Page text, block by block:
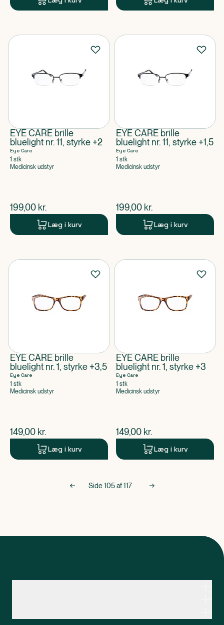
EYE CARE brille
bluelight nr. 11, styrke +2
Eye Care
1 stk
Medicinsk udstyr
$nuværende pris
199,00 kr.
Læg i kurv
EYE CARE brille
bluelight nr. 11, styrke +1,5
Eye Care
1 stk
Medicinsk udstyr
$nuværende pris
199,00 kr.
Læg i kurv
EYE CARE brille
bluelight nr. 1, styrke +3,5
Eye Care
1 stk
Medicinsk udstyr
$nuværende pris
149,00 kr.
Læg i kurv
EYE CARE brille
bluelight nr. 1, styrke +3
Eye Care
1 stk
Medicinsk udstyr
$nuværende pris
149,00 kr.
Læg i kurv
Side105af117